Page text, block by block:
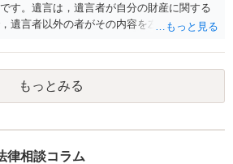
す。遺言は，遺言者が自分の財産に関する
遺言者以外の者がその内容を左右させるこ
もっとみる
律相談コラム